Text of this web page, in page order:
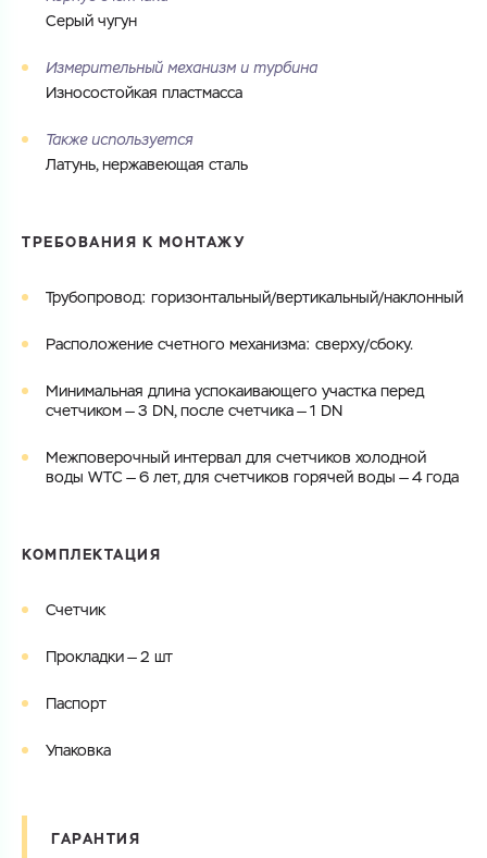
Серый чугун
Измерительный механизм и турбина
Износостойкая пластмасса
Также используется
Латунь, нержавеющая сталь
ТРЕБОВАНИЯ К МОНТАЖУ
Трубопровод: горизонтальный/вертикальный/наклонный
Расположение счетного механизма: сверху/сбоку.
Минимальная длина успокаивающего участка перед
счетчиком — 3 DN, после счетчика — 1 DN
Межповерочный интервал для счетчиков холодной
воды WTC — 6 лет, для счетчиков горячей воды — 4 года
КОМПЛЕКТАЦИЯ
Счетчик
Прокладки — 2 шт
Паспорт
Упаковка
ГАРАНТИЯ